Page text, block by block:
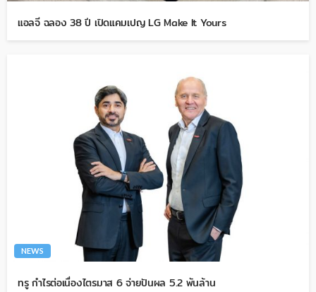
แอลจี ฉลอง 38 ปี เปิดแคมเปญ LG Make It Yours
NEWS
ทรู กำไรต่อเนื่องไตรมาส 6 จ่ายปันผล 5.2 พันล้าน